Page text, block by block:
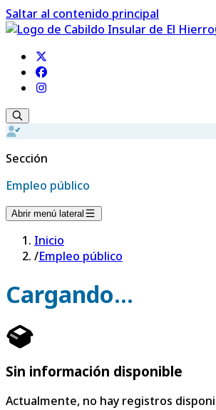
Saltar al contenido principal
Sección
Empleo público
Abrir menú lateral
Inicio
/Empleo público
Cargando...
Sin información disponible
Actualmente, no hay registros